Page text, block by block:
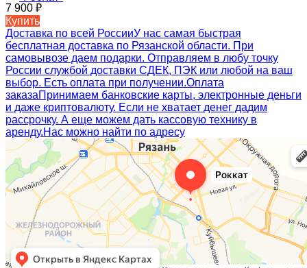
7 900 ₽
Купить
Доставка по всей РоссииУ нас самая быстрая
бесплатная доставка по Рязанской области. При
самовывозе даем подарки. Отправляем в любу точку
России службой доставки СДЕК, ПЭК или любой на ваш
выбор. Есть оплата при получении.Оплата
заказаПринимаем банковские карты, электронные деньги
и даже криптовалюту. Если не хватает денег дадим
рассрочку. А еще можем дать кассовую технику в
аренду.Нас можно найти по адресу